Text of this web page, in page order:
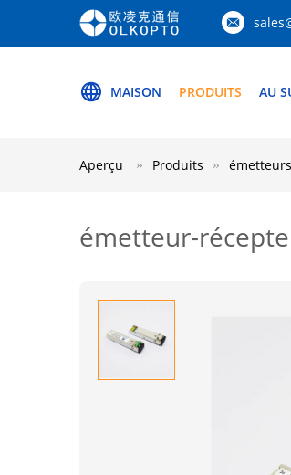
MAISON PRODUITS AU
Aperçu Produits
émetteur-